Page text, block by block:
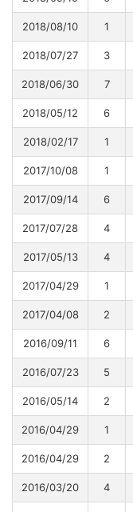
2018/08/10 1
2018/07/27 3
2018/06/30 7
2018/05/12 6
2018/02/17 1
2017/10/08 1
2017/09/14 6
2017/07/28 4
2017/05/13 4
2017/04/29 1
2017/04/08 2
2016/09/11 6
2016/07/23 5
2016/05/14 2
2016/04/29 1
2016/04/29 2
2016/03/20 4